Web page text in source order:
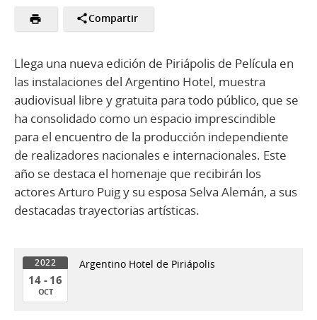
Compartir
Llega una nueva edición de Piriápolis de Película en
las instalaciones del Argentino Hotel, muestra
audiovisual libre y gratuita para todo público, que se
ha consolidado como un espacio imprescindible
para el encuentro de la producción independiente
de realizadores nacionales e internacionales. Este
año se destaca el homenaje que recibirán los
actores Arturo Puig y su esposa Selva Alemán, a sus
destacadas trayectorias artísticas.
2022
14 - 16
OCT
Argentino Hotel de Piriápolis